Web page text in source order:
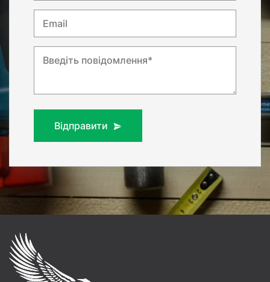
Email
Введіть повідомлення*
Відправити